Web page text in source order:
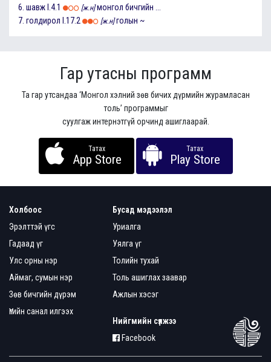
6. шавж I.4.1 [ж.н] монгол бичгийн ...
7. голдирол I.17.2 [ж.н] голын ~
Гар утасны программ
Та гар утсандаа ‘Монгол хэлний зөв бичих дүрмийн журамласан
толь’ программыг
суулгаж интернэтгүй орчинд ашиглаарай.
Татах
App Store
Татах
Play Store
Холбоос
Эрэлттэй үгс
Гадаад үг
Улс орны нэр
Аймаг, сумын нэр
Зөв бичгийн дүрэм
Үгийн санал илгээх
Бусад мэдээлэл
Уриалга
Уялга үг
Толийн тухай
Толь ашиглах заавар
Ажлын хэсэг
Нийгмийн сүлжээ
Facebook